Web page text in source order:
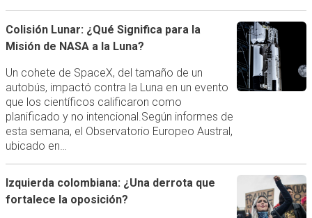
Colisión Lunar: ¿Qué Significa para la
Misión de NASA a la Luna?
Un cohete de SpaceX, del tamaño de un
autobús, impactó contra la Luna en un evento
que los científicos calificaron como
planificado y no intencional.Según informes de
esta semana, el Observatorio Europeo Austral,
ubicado en…
Izquierda colombiana: ¿Una derrota que
fortalece la oposición?